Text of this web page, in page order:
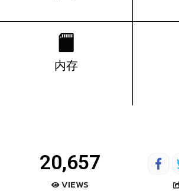
内存
20,657
VIEWS